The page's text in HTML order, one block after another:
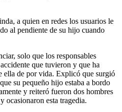
a quien en redes los usuarios le
al pendiente de su hijo cuando
solo que los responsables
que tuvieron y que ha
ella de por vida. Explicó que surgió
su pequeño hijo estaba a bordo
y reiteró fueron dos hombres
ocasionaron esta tragedia.